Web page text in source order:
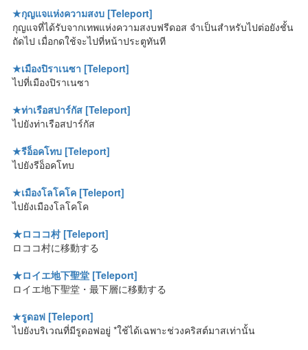
★กุญแจแห่งความสงบ [Teleport]
กุญแจที่ได้รับจากเทพแห่งความสงบฟรีดอส จำเป็นสำหรับไปต่อยังชั้น
ถัดไป เมื่อกดใช้จะไปที่หน้าประตูทันที
★เมืองปิราเนซา [Teleport]
ไปที่เมืองปิราเนซา
★ท่าเรือสปาร์กัส [Teleport]
ไปยังท่าเรือสปาร์กัส
★รีอ็อคโทบ [Teleport]
ไปยังรีอ็อคโทบ
★เมืองโลโคโค [Teleport]
ไปยังเมืองโลโคโค
★ロココ村 [Teleport]
ロココ村に移動する
★ロイエ地下聖堂 [Teleport]
ロイエ地下聖堂・最下層に移動する
★รูดอฟ [Teleport]
ไปยังบริเวณที่มีรูดอฟอยู่ *ใช้ได้เฉพาะช่วงคริสต์มาสเท่านั้น